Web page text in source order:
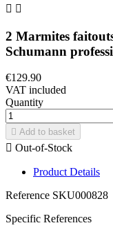
 
2 Marmites
Schumann
€129.90
VAT included
Quantity
 Add to basket
 Out-of-Stock
Product Details
Reference SKU000828
Specific References